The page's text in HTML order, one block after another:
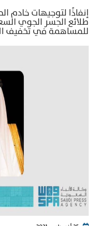
إنفاذًا لتوجيهات خادم
طلائع الجسر الجوي
للمساهمة في تخفيف